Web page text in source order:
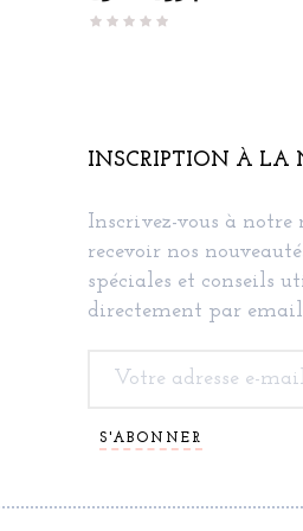
INSCRIPTION À LA
Inscrivez-vous à notre
recevoir nos
spéciales et conseils
directement par
S'ABONNER